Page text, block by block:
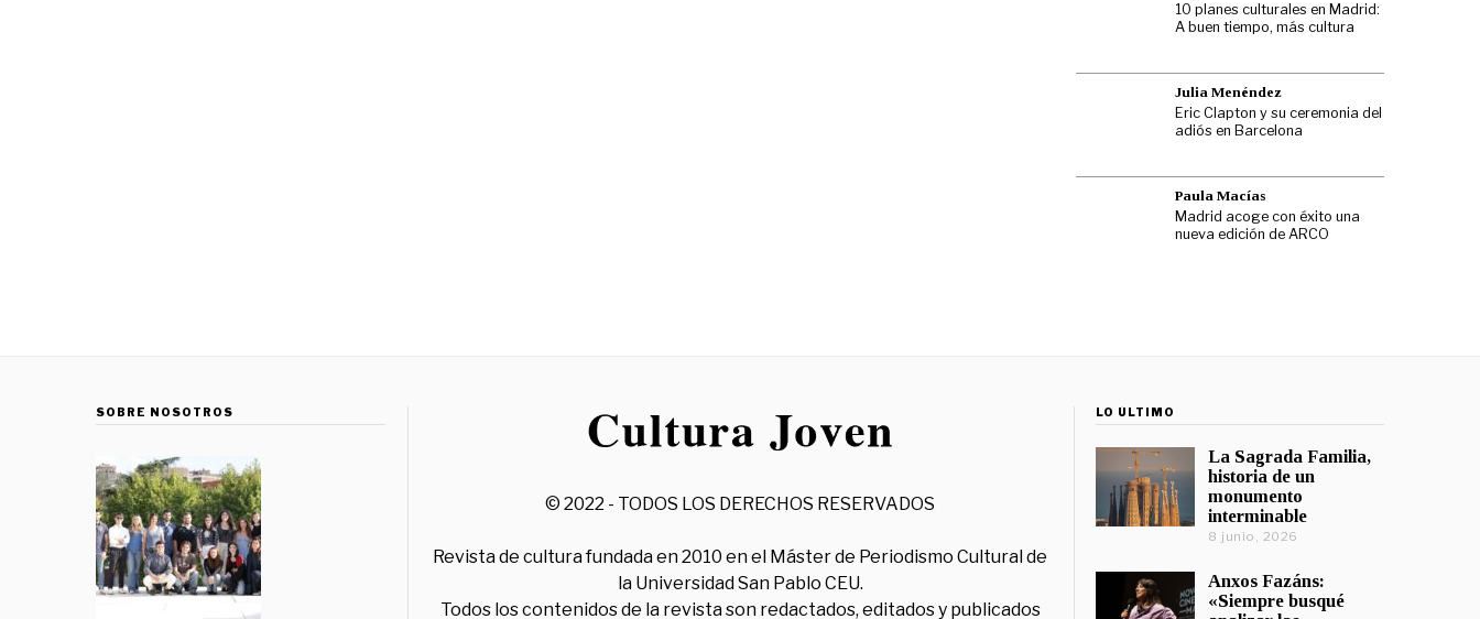
10 planes culturales en Madrid:
A buen tiempo, más cultura
Julia Menéndez
Eric Clapton y su ceremonia del
adiós en Barcelona
Paula Macías
Madrid acoge con éxito una
nueva edición de ARCO
SOBRE NOSOTROS
© 2022 - TODOS LOS DERECHOS RESERVADOS
Revista de cultura fundada en 2010 en el Máster de Periodismo Cultural de
la Universidad San Pablo CEU.
Todos los contenidos de la revista son redactados, editados y publicados
LO ÚLTIMO
La Sagrada Familia,
historia de un
monumento
interminable
8 junio, 2026
Anxos Fazáns:
«Siempre busqué